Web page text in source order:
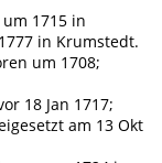
1715 in
in Krumstedt.
um 1708;
18 Jan 1717;
am 13 Okt